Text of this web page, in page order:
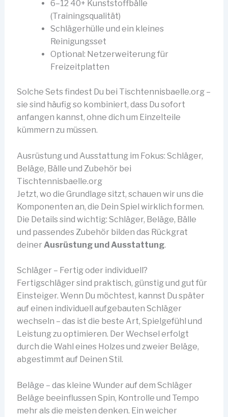
6–12 40+ Kunststoffbälle
(Trainingsqualität)
Schlägerhülle und ein kleines
Reinigungsset
Optional: Netzerweiterung für
Freizeitplatten
Solche Sets findest Du bei Tischtennisbaelle.org –
sie sind häufig so kombiniert, dass Du sofort
anfangen kannst, ohne dich um Einzelteile
kümmern zu müssen.
Ausrüstung und Ausstattung im Fokus: Schläger,
Beläge, Bälle und Zubehör bei
Tischtennisbaelle.org
Jetzt, wo die Grundlage sitzt, schauen wir uns die
Komponenten an, die Dein Spiel wirklich formen.
Die Details sind wichtig: Schläger, Beläge, Bälle
und passendes Zubehör bilden das Rückgrat
deinerAusrüstung und Ausstattung.
Schläger – Fertig oder individuell?
Fertigschläger sind praktisch, günstig und gut für
Einsteiger. Wenn Du möchtest, kannst Du später
auf einen individuell aufgebauten Schläger
wechseln – das ist die beste Art, Spielgefühl und
Leistung zu optimieren. Der Wechsel erfolgt
durch die Wahl eines Holzes und zweier Beläge,
abgestimmt auf Deinen Stil.
Beläge – das kleine Wunder auf dem Schläger
Beläge beeinflussen Spin, Kontrolle und Tempo
mehr als die meisten denken. Ein weicher